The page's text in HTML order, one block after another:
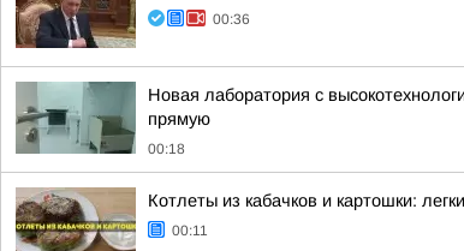
00:36
Новая лаборатория с
прямую
00:18
Котлеты из кабачков и картошки:
00:11